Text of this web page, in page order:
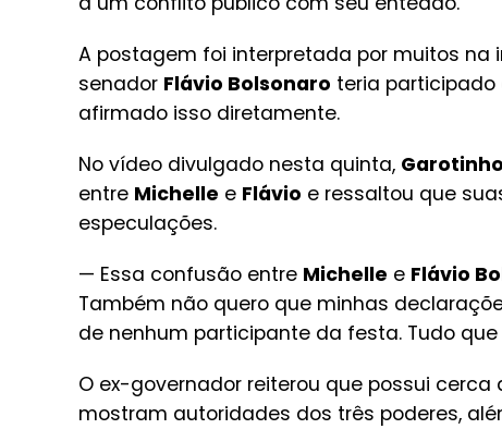
A postagem foi interpretada por muitos
senador Flávio Bolsonaro teria
afirmado isso diretamente.
No vídeo divulgado nesta quinta, Garotinho
entre Michelle e Flávio e ressaltou que
especulações.
— Essa confusão entre Michelle e Flávio
Também não quero que minhas
de nenhum participante da festa. Tudo
O ex-governador reiterou que possui
mostram autoridades dos três poderes,